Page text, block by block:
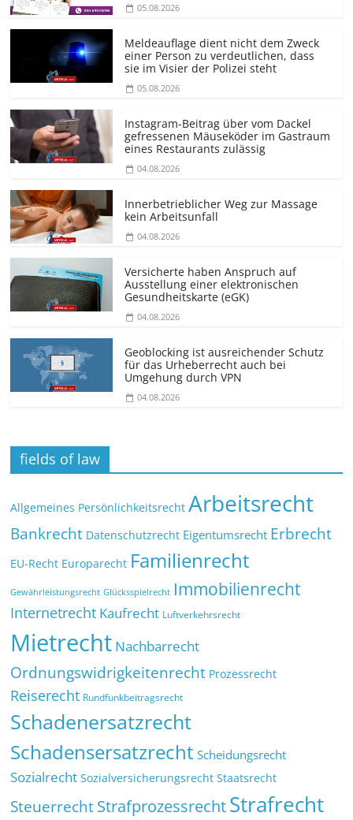
05.08.2026
Meldeauflage dient nicht dem Zweck
einer Person zu verdeutlichen, dass
sie im Visier der Polizei steht
05.08.2026
Instagram-Beitrag über vom Dackel
gefressenen Mäuseköder im Gastraum
eines Restaurants zulässig
04.08.2026
Innerbetrieblicher Weg zur Massage
kein Arbeitsunfall
04.08.2026
Versicherte haben Anspruch auf
Ausstellung einer elektronischen
Gesundheitskarte (eGK)
04.08.2026
Geoblocking ist ausreichender Schutz
für das Urheberrecht auch bei
Umgehung durch VPN
04.08.2026
fields of law
Allgemeines Persönlichkeitsrecht Arbeitsrecht
Bankrecht Datenschutzrecht Eigentumsrecht Erbrecht
EU-Recht Europarecht Familienrecht
Gewährleistungsrecht Glücksspielrecht Immobilienrecht
Internetrecht Kaufrecht Luftverkehrsrecht
Mietrecht Nachbarrecht
Ordnungswidrigkeitenrecht Prozessrecht
Reiserecht Rundfunkbeitragsrecht
Schadenersatzrecht
Schadensersatzrecht Scheidungsrecht
Sozialrecht Sozialversicherungsrecht Staatsrecht
SteuerrechtStrafprozessrechtStrafrecht